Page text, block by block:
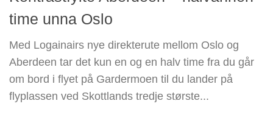
time unna Oslo
Med Logainairs nye direkterute mellom Oslo og
Aberdeen tar det kun en og en halv time fra du går
om bord i flyet på Gardermoen til du lander på
flyplassen ved Skottlands tredje største...